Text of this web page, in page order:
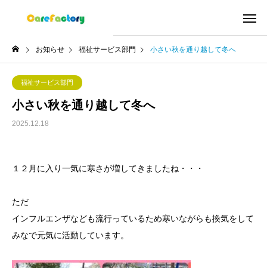
お知らせ 福祉サービス部門 小さい秋を通り越して冬へ
福祉サービス部門
小さい秋を通り越して冬へ
2025.12.18
１２月に入り一気に寒さが増してきましたね・・・
ただ
インフルエンザなども流行っているため寒いながらも換気をして
みなで元気に活動しています。